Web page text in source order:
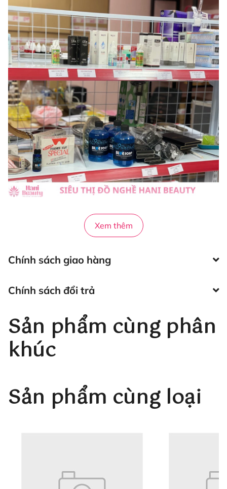
CHÍNH SÁCH VÀ HẬU MÃI
cam kết và đảm bảo không bán
- Chất lượng hàng đầu và thái độ phục vụ tận tình luôn
- Đổi trả hàng trong vòng 7 ngày nếu hàng lỗi, sai mẫu
cho quý khách.
- Tư vấn nhiệt tình, chu đáo luôn lắng nghe khách hàng
- Giao hàng nhanh, đúng tiến độ không phải để quý
khách chờ đợi lâu để nhận hàng.
còn hàng nên Quý khách yên tâm đặt hàng.
Xem thêm
Chính sách giao hàng
Chính sách đổi trả
Sản phẩm cùng phân
khúc
Sản phẩm cùng loại